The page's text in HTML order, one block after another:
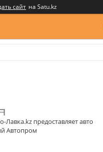
сайт на Satu.kz
Лавка.kz предоставляет авто
Автопром